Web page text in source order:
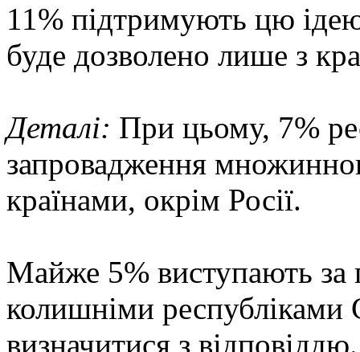
11% підтримують цю
буде дозволено лише з
Деталі: При цьому, 7%
запровадження
країнами, окрім Росії.
Майже 5% виступають за
колишніми
визначитися з відповіддю.